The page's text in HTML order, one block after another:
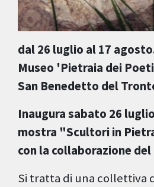
dal 26 luglio al 17
Museo 'Pietraia dei
San Benedetto del
Inaugura sabato 26
mostra "Scultori in
con la collaborazione del
Si tratta di una collettiva